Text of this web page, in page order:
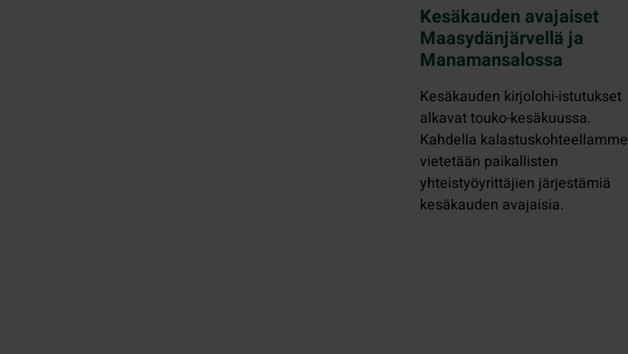
Kesäkauden avajaiset
Maasydänjärvellä ja
Manamansalossa
Kesäkauden kirjolohi-istutukset
alkavat touko-kesäkuussa.
Kahdella kalastuskohteellamme
vietetään paikallisten
yhteistyöyrittäjien järjestämiä
kesäkauden avajaisia.